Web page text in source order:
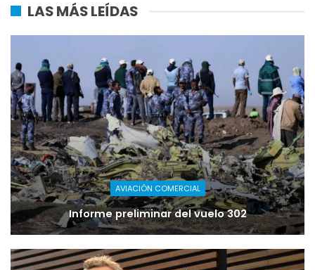
LAS MÁS LEÍDAS
AVIACIÓN COMERCIAL
Informe preliminar del vuelo 302